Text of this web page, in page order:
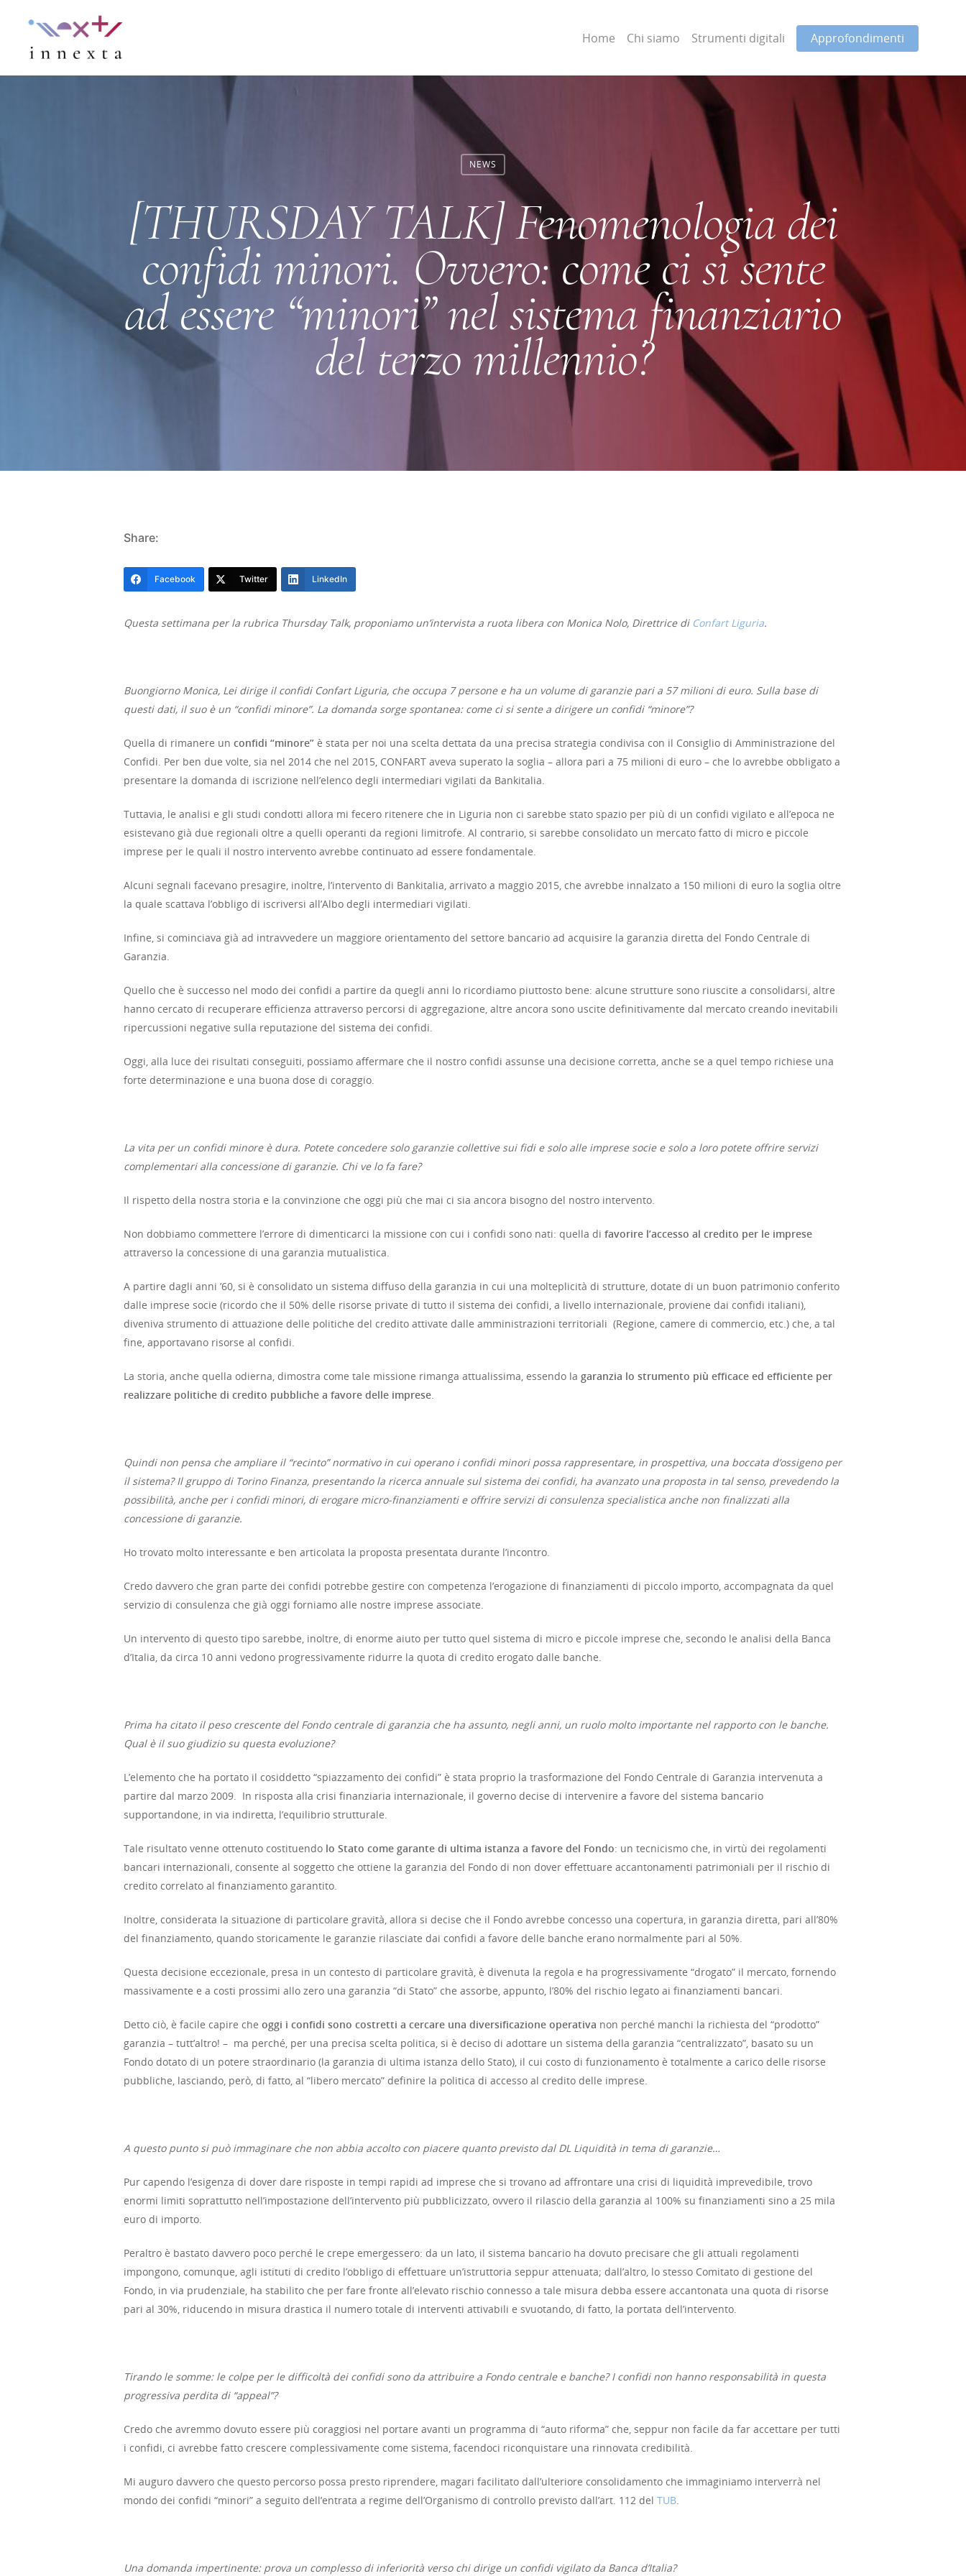
Hit enter to search or ESC to close
Home Chi siamo Strumenti digitali Approfondimenti
NEWS
[THURSDAY TALK] Fenomenologia dei
confidi minori. Ovvero: come ci si sente
ad essere “minori” nel sistema finanziario
del terzo millennio?
Share:
Facebook Twitter LinkedIn
Questa settimana per la rubrica Thursday Talk, proponiamo un’intervista a ruota libera con Monica Nolo, Direttrice di Confart Liguria.
Buongiorno Monica, Lei dirige il confidi Confart Liguria, che occupa 7 persone e ha un volume di garanzie pari a 57 milioni di euro. Sulla base di
questi dati, il suo è un “confidi minore”. La domanda sorge spontanea: come ci si sente a dirigere un confidi “minore”?
Quella di rimanere un confidi “minore” è stata per noi una scelta dettata da una precisa strategia condivisa con il Consiglio di Amministrazione del
Confidi. Per ben due volte, sia nel 2014 che nel 2015, CONFART aveva superato la soglia – allora pari a 75 milioni di euro – che lo avrebbe obbligato a
presentare la domanda di iscrizione nell’elenco degli intermediari vigilati da Bankitalia.
Tuttavia, le analisi e gli studi condotti allora mi fecero ritenere che in Liguria non ci sarebbe stato spazio per più di un confidi vigilato e all’epoca ne
esistevano già due regionali oltre a quelli operanti da regioni limitrofe. Al contrario, si sarebbe consolidato un mercato fatto di micro e piccole
imprese per le quali il nostro intervento avrebbe continuato ad essere fondamentale.
Alcuni segnali facevano presagire, inoltre, l’intervento di Bankitalia, arrivato a maggio 2015, che avrebbe innalzato a 150 milioni di euro la soglia oltre
la quale scattava l’obbligo di iscriversi all’Albo degli intermediari vigilati.
Infine, si cominciava già ad intravvedere un maggiore orientamento del settore bancario ad acquisire la garanzia diretta del Fondo Centrale di
Garanzia.
Quello che è successo nel modo dei confidi a partire da quegli anni lo ricordiamo piuttosto bene: alcune strutture sono riuscite a consolidarsi, altre
hanno cercato di recuperare efficienza attraverso percorsi di aggregazione, altre ancora sono uscite definitivamente dal mercato creando inevitabili
ripercussioni negative sulla reputazione del sistema dei confidi.
Oggi, alla luce dei risultati conseguiti, possiamo affermare che il nostro confidi assunse una decisione corretta, anche se a quel tempo richiese una
forte determinazione e una buona dose di coraggio.
La vita per un confidi minore è dura. Potete concedere solo garanzie collettive sui fidi e solo alle imprese socie e solo a loro potete offrire servizi
complementari alla concessione di garanzie. Chi ve lo fa fare?
Il rispetto della nostra storia e la convinzione che oggi più che mai ci sia ancora bisogno del nostro intervento.
Non dobbiamo commettere l’errore di dimenticarci la missione con cui i confidi sono nati: quella di favorire l’accesso al credito per le imprese
attraverso la concessione di una garanzia mutualistica.
A partire dagli anni ’60, si è consolidato un sistema diffuso della garanzia in cui una molteplicità di strutture, dotate di un buon patrimonio conferito
dalle imprese socie (ricordo che il 50% delle risorse private di tutto il sistema dei confidi, a livello internazionale, proviene dai confidi italiani),
diveniva strumento di attuazione delle politiche del credito attivate dalle amministrazioni territoriali (Regione, camere di commercio, etc.) che, a tal
fine, apportavano risorse al confidi.
La storia, anche quella odierna, dimostra come tale missione rimanga attualissima, essendo la garanzia lo strumento più efficace ed efficiente per
realizzare politiche di credito pubbliche a favore delle imprese.
Quindi non pensa che ampliare il “recinto” normativo in cui operano i confidi minori possa rappresentare, in prospettiva, una boccata d’ossigeno per
il sistema? Il gruppo di Torino Finanza, presentando la ricerca annuale sul sistema dei confidi, ha avanzato una proposta in tal senso, prevedendo la
possibilità, anche per i confidi minori, di erogare micro-finanziamenti e offrire servizi di consulenza specialistica anche non finalizzati alla
concessione di garanzie.
Ho trovato molto interessante e ben articolata la proposta presentata durante l’incontro.
Credo davvero che gran parte dei confidi potrebbe gestire con competenza l’erogazione di finanziamenti di piccolo importo, accompagnata da quel
servizio di consulenza che già oggi forniamo alle nostre imprese associate.
Un intervento di questo tipo sarebbe, inoltre, di enorme aiuto per tutto quel sistema di micro e piccole imprese che, secondo le analisi della Banca
d’Italia, da circa 10 anni vedono progressivamente ridurre la quota di credito erogato dalle banche.
Prima ha citato il peso crescente del Fondo centrale di garanzia che ha assunto, negli anni, un ruolo molto importante nel rapporto con le banche.
Qual è il suo giudizio su questa evoluzione?
L’elemento che ha portato il cosiddetto “spiazzamento dei confidi” è stata proprio la trasformazione del Fondo Centrale di Garanzia intervenuta a
partire dal marzo 2009. In risposta alla crisi finanziaria internazionale, il governo decise di intervenire a favore del sistema bancario
supportandone, in via indiretta, l’equilibrio strutturale.
Tale risultato venne ottenuto costituendo lo Stato come garante di ultima istanza a favore del Fondo: un tecnicismo che, in virtù dei regolamenti
bancari internazionali, consente al soggetto che ottiene la garanzia del Fondo di non dover effettuare accantonamenti patrimoniali per il rischio di
credito correlato al finanziamento garantito.
Inoltre, considerata la situazione di particolare gravità, allora si decise che il Fondo avrebbe concesso una copertura, in garanzia diretta, pari all’80%
del finanziamento, quando storicamente le garanzie rilasciate dai confidi a favore delle banche erano normalmente pari al 50%.
Questa decisione eccezionale, presa in un contesto di particolare gravità, è divenuta la regola e ha progressivamente “drogato” il mercato, fornendo
massivamente e a costi prossimi allo zero una garanzia “di Stato” che assorbe, appunto, l’80% del rischio legato ai finanziamenti bancari.
Detto ciò, è facile capire che oggi i confidi sono costretti a cercare una diversificazione operativa non perché manchi la richiesta del “prodotto”
garanzia – tutt’altro! – ma perché, per una precisa scelta politica, si è deciso di adottare un sistema della garanzia “centralizzato”, basato su un
Fondo dotato di un potere straordinario (la garanzia di ultima istanza dello Stato), il cui costo di funzionamento è totalmente a carico delle risorse
pubbliche, lasciando, però, di fatto, al “libero mercato” definire la politica di accesso al credito delle imprese.
A questo punto si può immaginare che non abbia accolto con piacere quanto previsto dal DL Liquidità in tema di garanzie…
Pur capendo l’esigenza di dover dare risposte in tempi rapidi ad imprese che si trovano ad affrontare una crisi di liquidità imprevedibile, trovo
enormi limiti soprattutto nell’impostazione dell’intervento più pubblicizzato, ovvero il rilascio della garanzia al 100% su finanziamenti sino a 25 mila
euro di importo.
Peraltro è bastato davvero poco perché le crepe emergessero: da un lato, il sistema bancario ha dovuto precisare che gli attuali regolamenti
impongono, comunque, agli istituti di credito l’obbligo di effettuare un’istruttoria seppur attenuata; dall’altro, lo stesso Comitato di gestione del
Fondo, in via prudenziale, ha stabilito che per fare fronte all’elevato rischio connesso a tale misura debba essere accantonata una quota di risorse
pari al 30%, riducendo in misura drastica il numero totale di interventi attivabili e svuotando, di fatto, la portata dell’intervento.
Tirando le somme: le colpe per le difficoltà dei confidi sono da attribuire a Fondo centrale e banche? I confidi non hanno responsabilità in questa
progressiva perdita di “appeal”?
Credo che avremmo dovuto essere più coraggiosi nel portare avanti un programma di “auto riforma” che, seppur non facile da far accettare per tutti
i confidi, ci avrebbe fatto crescere complessivamente come sistema, facendoci riconquistare una rinnovata credibilità.
Mi auguro davvero che questo percorso possa presto riprendere, magari facilitato dall’ulteriore consolidamento che immaginiamo interverrà nel
mondo dei confidi “minori” a seguito dell’entrata a regime dell’Organismo di controllo previsto dall’art. 112 del TUB.
Una domanda impertinente: prova un complesso di inferiorità verso chi dirige un confidi vigilato da Banca d’Italia?